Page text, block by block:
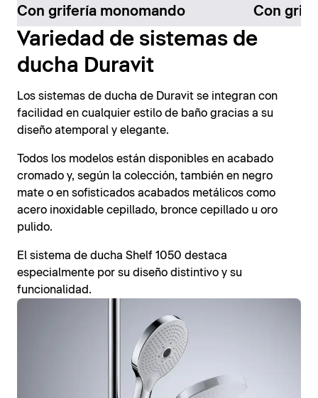
Con grifería monomando Con
Variedad de sistemas de
ducha Duravit
Los sistemas de ducha de Duravit se integran con
facilidad en cualquier estilo de baño gracias a su
diseño atemporal y elegante.
Todos los modelos están disponibles en acabado
cromado y, según la colección, también en negro
mate o en sofisticados acabados metálicos como
acero inoxidable cepillado, bronce cepillado u oro
pulido.
El sistema de ducha Shelf 1050 destaca
especialmente por su diseño distintivo y su
funcionalidad.